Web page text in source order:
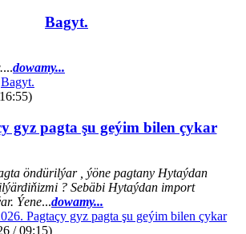
Bagyt.
...dowamy...
Bagyt.
gyz pagta şu geýim bilen çykar
öndürilýar , ýöne pagtany Hytaýdan
? Sebäbi Hytaýdan import
Ýene...dowamy...
Pagtaçy gyz pagta şu geýim bilen çykar
/ 09:15)